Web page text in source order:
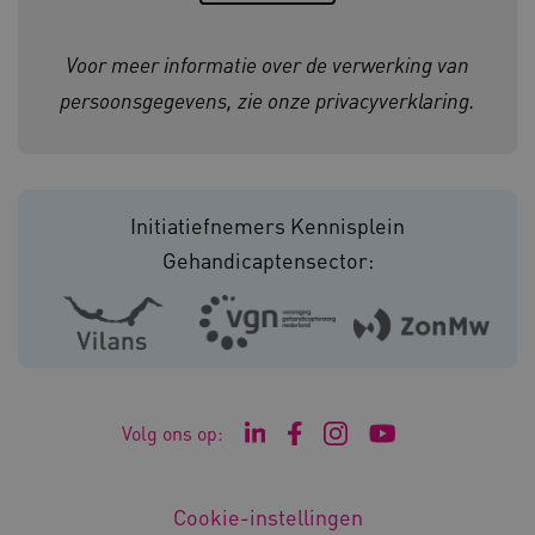
Voor meer informatie over de verwerking van
persoonsgegevens, zie onze privacyverklaring.
Initiatiefnemers Kennisplein
Gehandicaptensector:
Volg ons op: Ga naar de LinkedIn pagina
Ga naar de Facebook
Ga naar de
Ga naar het
Cookie-instellingen
ROLLOUT_TOKEN
__cf_bm